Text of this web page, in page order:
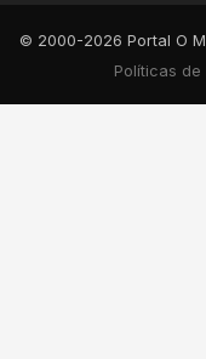
© 2000-2026 Portal O
Políticas